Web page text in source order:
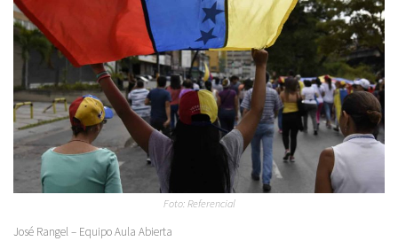
Foto: Referencial
José Rangel – Equipo Aula Abierta